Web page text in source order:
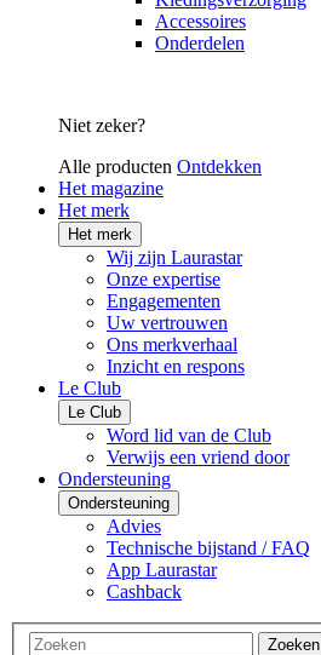
Accessoires
Onderdelen
Niet zeker?
Alle producten Ontdekken
Het magazine
Het merk
Het merk
Wij zijn Laurastar
Onze expertise
Engagementen
Uw vertrouwen
Ons merkverhaal
Inzicht en respons
Le Club
Le Club
Word lid van de Club
Verwijs een vriend door
Ondersteuning
Ondersteuning
Advies
Technische bijstand / FAQ
App Laurastar
Cashback
Zoeken